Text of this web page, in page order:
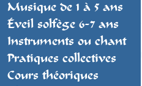
Musique de 1 à 5 ans
Éveil solfège 6-7 ans
Instruments ou chant
Pratiques collectives
Cours théoriques